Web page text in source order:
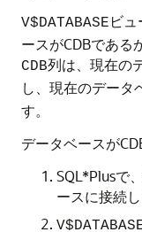
V$DATABASE ビ
ースがCDBである
CDB列は、現在の
し、現在のデータ
す。
データベースが
SQL*Plusで
ースに接続し